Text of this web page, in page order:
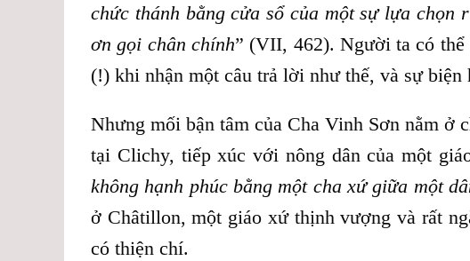
chức thánh bằng cửa sổ của một sự lựa chọn
ơn gọi chân chính” (VII, 462). Người ta có thể
(!) khi nhận một câu trả lời như thế, và sự
Nhưng mối bận tâm của Cha Vinh Sơn nằm ở
tại Clichy, tiếp xúc với nông dân của một
không hạnh phúc bằng một cha xứ giữa một
ở Châtillon, một giáo xứ thịnh vượng và rất
có thiện chí.